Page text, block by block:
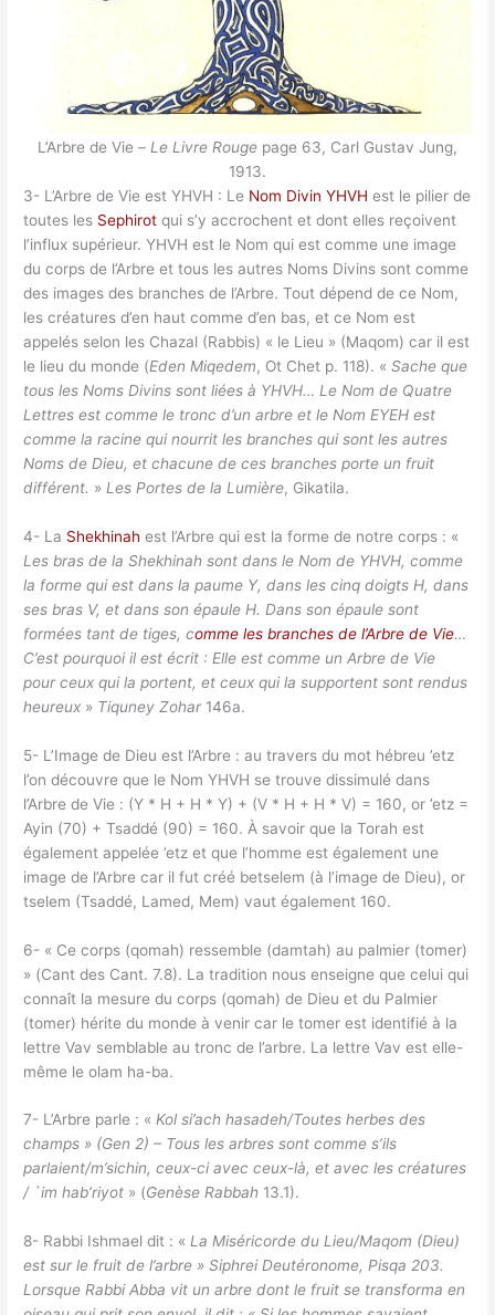
L’Arbre de Vie – Le Livre Rouge page 63, Carl Gustav Jung,
1913.
3- L’Arbre de Vie est YHVH : Le Nom Divin YHVH est le pilier de
toutes les Sephirot qui s’y accrochent et dont elles reçoivent
l’influx supérieur. YHVH est le Nom qui est comme une image
du corps de l’Arbre et tous les autres Noms Divins sont comme
des images des branches de l’Arbre. Tout dépend de ce Nom,
les créatures d’en haut comme d’en bas, et ce Nom est
appelés selon les Chazal (Rabbis) « le Lieu » (Maqom) car il est
le lieu du monde (Eden Miqedem, Ot Chet p. 118). «Sache que
tous les Noms Divins sont liées à YHVH… Le Nom de Quatre
Lettres est comme le tronc d’un arbre et le Nom EYEH est
comme la racine qui nourrit les branches qui sont les autres
Noms de Dieu, et chacune de ces branches porte un fruit
différent. » Les Portes de la Lumière, Gikatila.
4- La Shekhinah est l’Arbre qui est la forme de notre corps : «
Les bras de la Shekhinah sont dans le Nom de YHVH, comme
la forme qui est dans la paume Y, dans les cinq doigts H, dans
ses bras V, et dans son épaule H. Dans son épaule sont
formées tant de tiges, comme les branches de l’Arbre de Vie…
C’est pourquoi il est écrit : Elle est comme un Arbre de Vie
pour ceux qui la portent, et ceux qui la supportent sont rendus
heureux » Tiquney Zohar146a.
5- L’Image de Dieu est l’Arbre : au travers du mot hébreu ’etz
l’on découvre que le Nom YHVH se trouve dissimulé dans
l’Arbre de Vie : (Y * H + H * Y) + (V * H + H * V) = 160, or ’etz =
Ayin (70) + Tsaddé (90) = 160. À savoir que la Torah est
également appelée ’etz et que l’homme est également une
image de l’Arbre car il fut créé betselem (à l’image de Dieu), or
tselem (Tsaddé, Lamed, Mem) vaut également 160.
6- « Ce corps (qomah) ressemble (damtah) au palmier (tomer)
» (Cant des Cant. 7.8). La tradition nous enseigne que celui qui
connaît la mesure du corps (qomah) de Dieu et du Palmier
(tomer) hérite du monde à venir car le tomer est identifié à la
lettre Vav semblable au tronc de l’arbre. La lettre Vav est elle-
même le olam ha-ba.
7- L’Arbre parle : «Kol si’ach hasadeh/Toutes herbes des
champs » (Gen 2) – Tous les arbres sont comme s’ils
parlaient/m’sichin, ceux-ci avec ceux-là, et avec les créatures
/ `im hab’riyot » (Genèse Rabbah 13.1).
8- Rabbi Ishmael dit : «La Miséricorde du Lieu/Maqom (Dieu)
est sur le fruit de l’arbre » Siphrei Deutéronome, Pisqa 203.
Lorsque Rabbi Abba vit un arbre dont le fruit se transforma en